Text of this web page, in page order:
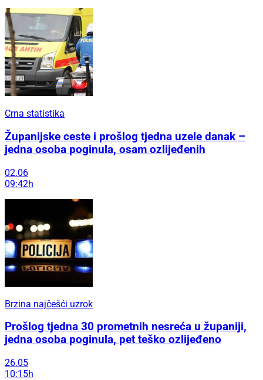
Crna statistika
Županijske ceste i prošlog tjedna uzele danak –
jedna osoba poginula, osam ozlijeđenih
02.06
09:42h
Brzina najčešći uzrok
Prošlog tjedna 30 prometnih nesreća u županiji,
jedna osoba poginula, pet teško ozlijeđeno
26.05
10:15h